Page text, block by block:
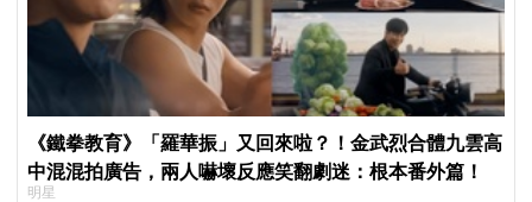
《鐵拳教育》「羅華振」又回來啦？！金武烈合體九雲高
中混混拍廣告，兩人嚇壞反應笑翻劇迷：根本番外篇！
明星